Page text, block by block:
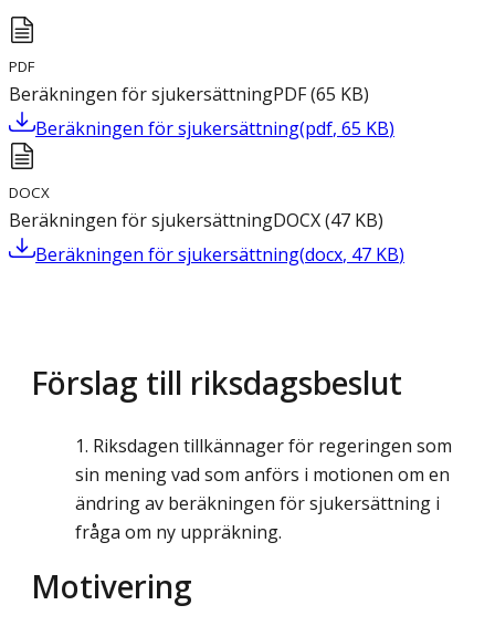
PDF
Beräkningen för sjukersättningPDF(65 KB)
Beräkningen för sjukersättning(pdf, 65 KB)
DOCX
Beräkningen för sjukersättningDOCX(47 KB)
Beräkningen för sjukersättning(docx, 47 KB)
Förslag till riksdagsbeslut
Riksdagen tillkännager för regeringen som
sin mening vad som anförs i motionen om en
ändring av beräkningen för sjukersättning i
fråga om ny uppräkning.
Motivering